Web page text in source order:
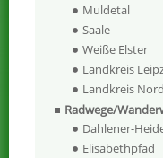
Muldetal
Saale
Weiße Elster
Landkreis
Landkreis
Radwege/
Dahlener-
Elisabethpfad